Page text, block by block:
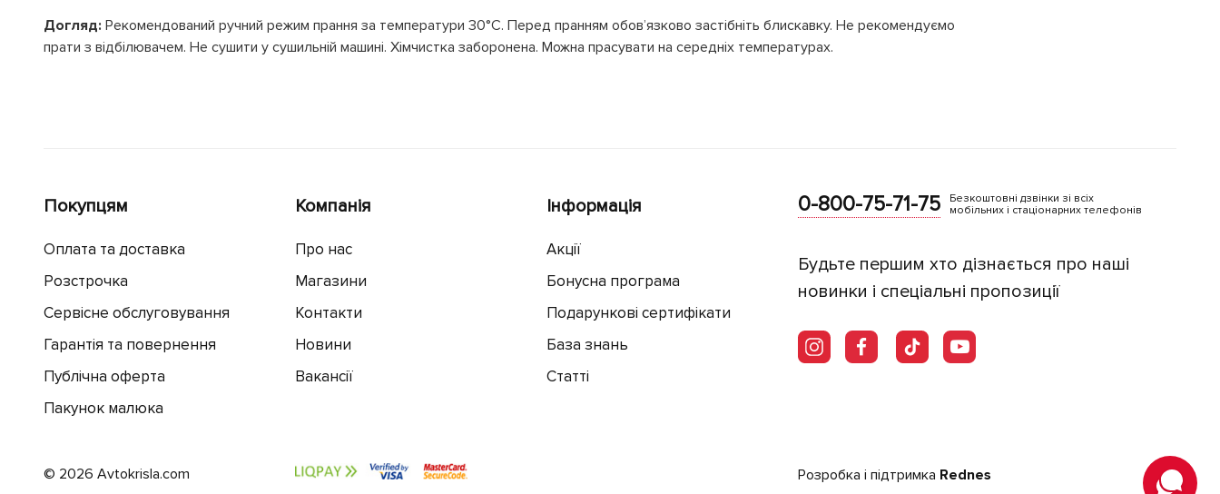
Догляд: Рекомендований ручний режим прання за температури 30°С. Перед пранням обовʼязково застібніть блискавку. Не рекомендуємо
прати з відбілювачем. Не сушити у сушильній машині. Хімчистка заборонена. Можна прасувати на середніх температурах.
Покупцям
Оплата та доставка
Розстрочка
Сервісне обслуговування
Гарантія та повернення
Публічна оферта
Пакунок малюка
Компанія
Про нас
Магазини
Контакти
Новини
Вакансії
Інформація
Акції
Бонусна програма
Подарункові сертифікати
База знань
Статті
0-800-75-71-75
Безкоштовні дзвінки зі всіх
мобільних і стаціонарних телефонів
Будьте першим хто дізнається про наші
новинки і спеціальні пропозиції
© 2026 Avtokrisla.com Розробка і підтримка Rednes